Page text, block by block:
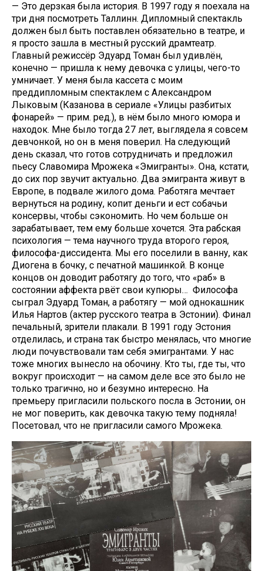
— Это дерзкая была история. В 1997 году я поехала на
три дня посмотреть Таллинн. Дипломный спектакль
должен был быть поставлен обязательно в театре, и
я просто зашла в местный русский драмтеатр.
Главный режиссёр Эдуард Томан был удивлён,
конечно — пришла к нему девочка с улицы, чего-то
умничает. У меня была кассета с моим
преддипломным спектаклем с Александром
Лыковым (Казанова в сериале «Улицы разбитых
фонарей» — прим. ред.), в нём было много юмора и
находок. Мне было тогда 27 лет, выглядела я совсем
девчонкой, но он в меня поверил. На следующий
день сказал, что готов сотрудничать и предложил
пьесу Славомира Мрожека «Эмигранты». Она, кстати,
до сих пор звучит актуально. Два эмигранта живут в
Европе, в подвале жилого дома. Работяга мечтает
вернуться на родину, копит деньги и ест собачьи
консервы, чтобы сэкономить. Но чем больше он
зарабатывает, тем ему больше хочется. Эта рабская
психология — тема научного труда второго героя,
философа-диссидента. Мы его поселили в ванну, как
Диогена в бочку, с печатной машинкой. В конце
концов он доводит работягу до того, что «раб» в
состоянии аффекта рвёт свои купюры… Философа
сыграл Эдуард Томан, а работягу — мой однокашник
Илья Нартов (актер русского театра в Эстонии). Финал
печальный, зрители плакали. В 1991 году Эстония
отделилась, и страна так быстро менялась, что многие
люди почувствовали там себя эмигрантами. У нас
тоже многих вынесло на обочину. Кто ты, где ты, что
вокруг происходит — на самом деле все это было не
только трагично, но и безумно интересно. На
премьеру пригласили польского посла в Эстонии, он
не мог поверить, как девочка такую тему подняла!
Посетовал, что не пригласили самого Мрожека.